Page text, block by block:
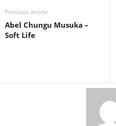
Previous article
Abel Chungu Musuka –
Soft Life